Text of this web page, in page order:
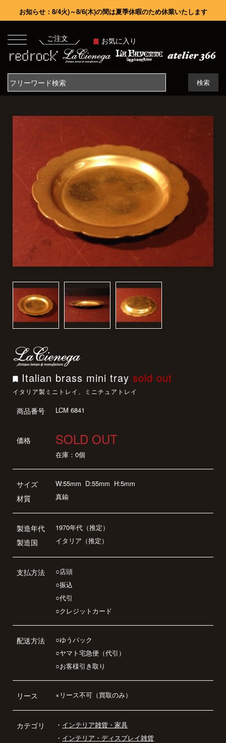
お知らせ：8/4火)～8/6(木)の間は夏季休暇のため休業いたします
ご注文 お気に入り
検索
Italian brass mini traysold out
イタリア製ミニトレイ、ミニチュアトレイ
商品番号 LCM 6841
価格 SOLD OUT
在庫：0個
サイズ
材質
W:55mm D:55mm H:5mm
真鍮
製造年代
製造国
1970年代（推定）
イタリア（推定）
支払方法
○店頭
○振込
○代引
○クレジットカード
配送方法
○ゆうパック
○ヤマト宅急便（代引）
○お客様引き取り
リース ×リース不可（買取のみ）
カテゴリ ・ インテリア雑貨・家具
・ インテリア・ディスプレイ雑貨